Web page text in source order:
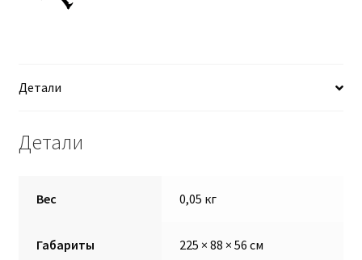
Детали
Детали
Вес 0,05 кг
Габариты 225 × 88 × 56 см